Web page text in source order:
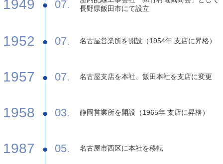
1949 07.
長野県飯田市にて設立
1952 07. 名古屋営業所を開設（1954年 支店に昇格）
1957 07. 名古屋支店を本社、飯田本社を支店に変更
1958 03. 静岡営業所を開設（1965年 支店に昇格）
1987 05. 名古屋市西区に本社を移転